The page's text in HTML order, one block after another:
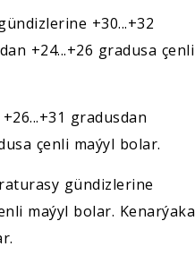
+30...+32
+24...+26 gradusa çenli
gradusdan
çenli maýyl bolar.
gündizlerine
maýyl bolar. Kenarýaka